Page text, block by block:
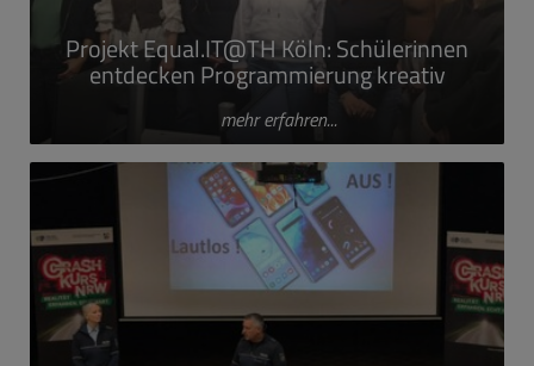
Projekt Equal.IT@TH Köln: Schülerinnen
entdecken Programmierung kreativ
mehr erfahren...